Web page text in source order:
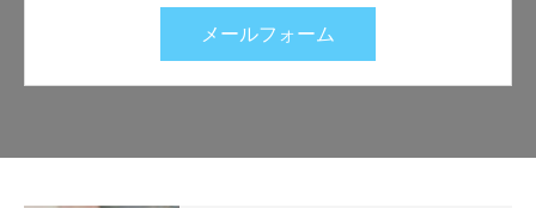
メールフォーム